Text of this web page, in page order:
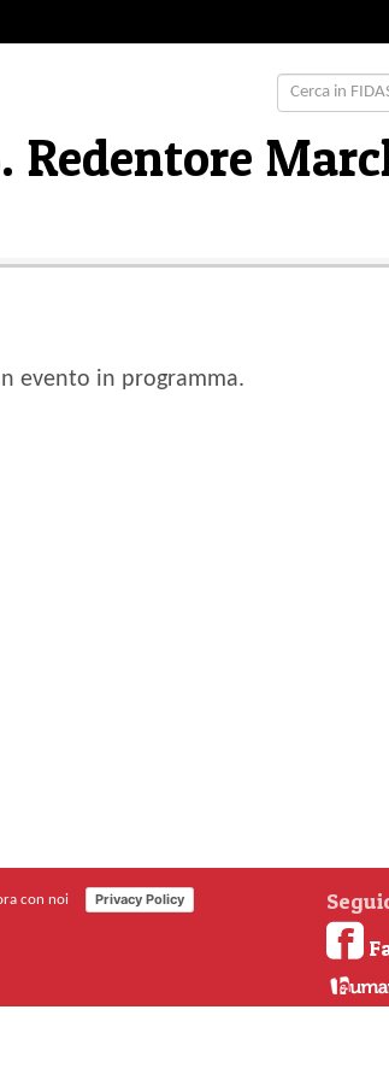
Redentore
evento in programma.
con noi
Privacy Policy